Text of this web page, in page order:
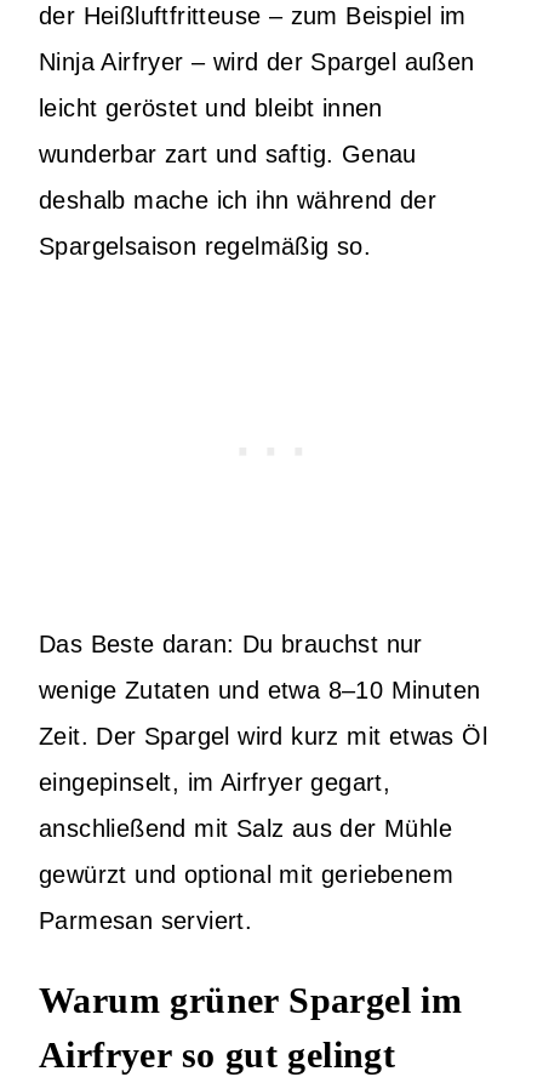
der Heißluftfritteuse – zum Beispiel im
Ninja Airfryer – wird der Spargel außen
leicht geröstet und bleibt innen
wunderbar zart und saftig. Genau
deshalb mache ich ihn während der
Spargelsaison regelmäßig so.
Das Beste daran: Du brauchst nur
wenige Zutaten und etwa 8–10 Minuten
Zeit. Der Spargel wird kurz mit etwas Öl
eingepinselt, im Airfryer gegart,
anschließend mit Salz aus der Mühle
gewürzt und optional mit geriebenem
Parmesan serviert.
Warum grüner Spargel im
Airfryer so gut gelingt